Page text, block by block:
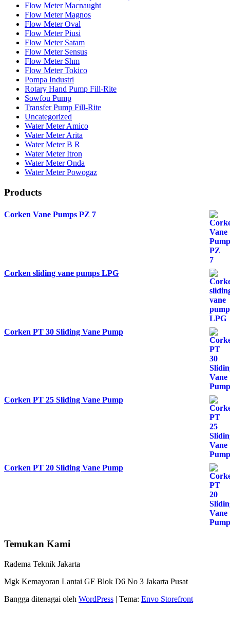
Flow Meter Macnaught
Flow Meter Magnos
Flow Meter Oval
Flow Meter Piusi
Flow Meter Satam
Flow Meter Sensus
Flow Meter Shm
Flow Meter Tokico
Pompa Industri
Rotary Hand Pump Fill-Rite
Sowfou Pump
Transfer Pump Fill-Rite
Uncategorized
Water Meter Amico
Water Meter Arita
Water Meter B R
Water Meter Itron
Water Meter Onda
Water Meter Powogaz
Products
Corken Vane Pumps PZ 7
Corken sliding vane pumps LPG
Corken PT 30 Sliding Vane Pump
Corken PT 25 Sliding Vane Pump
Corken PT 20 Sliding Vane Pump
Temukan Kami
Radema Teknik Jakarta
Mgk Kemayoran Lantai GF Blok D6 No 3 Jakarta Pusat
Bangga ditenagai oleh WordPress | Tema: Envo Storefront